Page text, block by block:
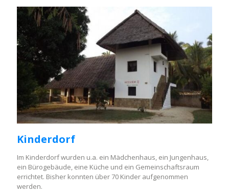
Kinderdorf
Im Kinderdorf wurden u.a. ein Mädchenhaus, ein Jungenhaus,
ein Bürogebäude, eine Küche und ein Gemeinschaftsraum
errichtet. Bisher konnten über 70 Kinder aufgenommen
werden.